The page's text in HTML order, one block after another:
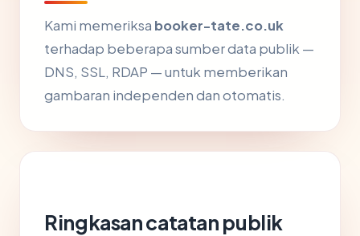
Kami memeriksa booker-tate.co.uk
terhadap beberapa sumber data publik —
DNS, SSL, RDAP — untuk memberikan
gambaran independen dan otomatis.
Ringkasan catatan publik